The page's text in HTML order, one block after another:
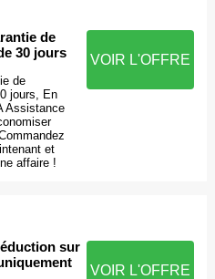
de
30 jours
de
jours, En
Assistance
et
affaire !
VOIR L'OFFRE
sur
VOIR L'OFFRE